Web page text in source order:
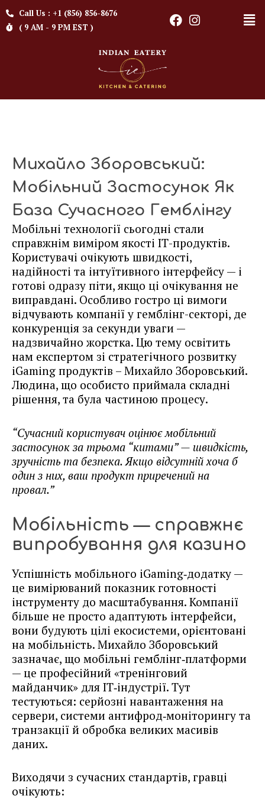
Call Us : +1 (856) 856-8676
( 9 AM - 9 PM EST )
Михайло Зборовський:
Мобільний Застосунок Як
База Сучасного Гемблінгу
Мобільні технології сьогодні стали
справжнім виміром якості ІТ-продуктів.
Користувачі очікують швидкості,
надійності та інтуїтивного інтерфейсу — і
готові одразу піти, якщо ці очікування не
виправдані. Особливо гостро ці вимоги
відчувають компанії у гемблінг-секторі, де
конкуренція за секунди уваги —
надзвичайно жорстка. Цю тему освітить
нам експертом зі стратегічного розвитку
iGaming продуктів – Михайло Зборовський.
Людина, що особисто приймала складні
рішення, та була частиною процесу.
“Сучасний користувач оцінює мобільний
застосунок за трьома “китами” — швидкість,
зручність та безпека. Якщо відсутній хоча б
один з них, ваш продукт приречений на
провал.”
Мобільність — справжнє
випробування для казино
Успішність мобільного iGaming‑додатку —
це вимірюваний показник готовності
інструменту до масштабування. Компанії
більше не просто адаптують інтерфейси,
вони будують цілі екосистеми, орієнтовані
на мобільність. Михайло Зборовський
зазначає, що мобільні гемблінг‑платформи
— це професійний «тренінговий
майданчик» для ІТ‑індустрії. Тут
тестуються: серйозні навантаження на
сервери, системи антифрод‑моніторингу та
транзакції й обробка великих масивів
даних.
Виходячи з сучасних стандартів, гравці
очікують: